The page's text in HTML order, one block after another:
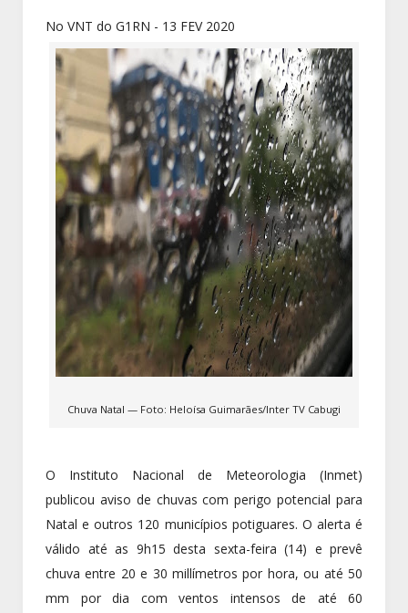
No VNT do G1RN - 13 FEV 2020
Chuva Natal — Foto: Heloísa Guimarães/Inter TV Cabugi
O Instituto Nacional de Meteorologia (Inmet)
publicou aviso de chuvas com perigo potencial para
Natal e outros 120 municípios potiguares. O alerta é
válido até as 9h15 desta sexta-feira (14) e prevê
chuva entre 20 e 30 millímetros por hora, ou até 50
mm por dia com ventos intensos de até 60